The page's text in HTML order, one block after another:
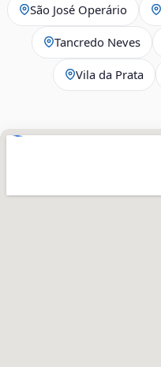
São José Operário
Tancredo Neves
Vila da Prata